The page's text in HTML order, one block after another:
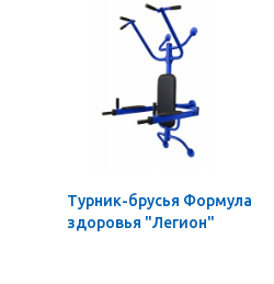
Турник-брусья Формула
здоровья "Легион"